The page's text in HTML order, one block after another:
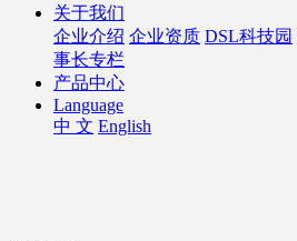
关于我们
企业介绍 企业资质 DSL科技园
事长专栏
产品中心
Language
中 文 English